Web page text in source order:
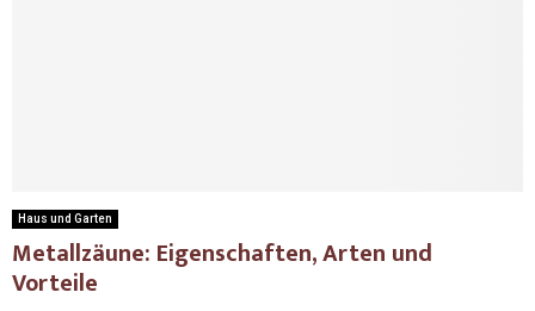
Haus und Garten
Metallzäune: Eigenschaften, Arten und
Vorteile